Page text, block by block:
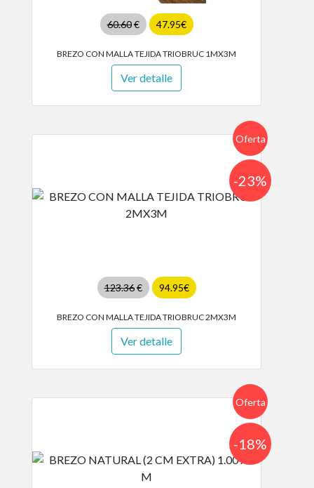
60.60€ 47.95€
BREZO CON MALLA TEJIDA TRIOBRUC 1MX3M
Ver detalle
Oferta
123.36€ 94.95€
-23%
BREZO CON MALLA TEJIDA TRIOBRUC 2MX3M
Ver detalle
Oferta
-18%